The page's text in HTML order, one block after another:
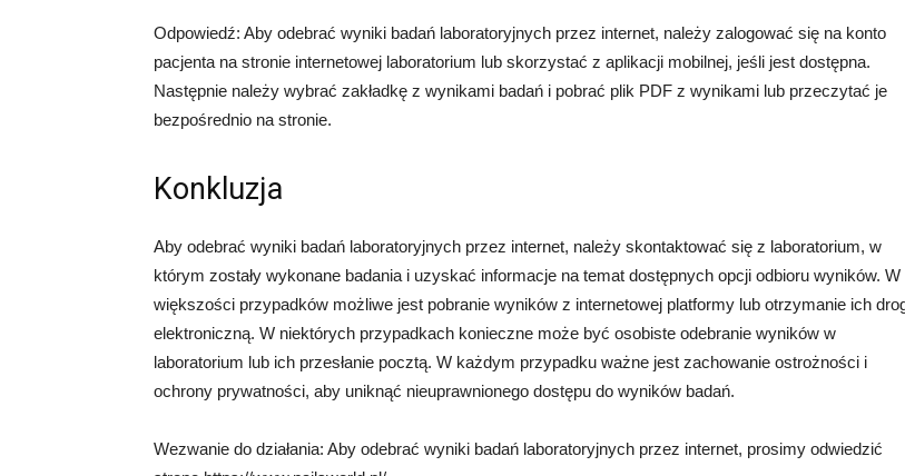
Odpowiedź: Aby odebrać wyniki badań laboratoryjnych przez internet, należy zalogować się na konto
pacjenta na stronie internetowej laboratorium lub skorzystać z aplikacji mobilnej, jeśli jest dostępna.
Następnie należy wybrać zakładkę z wynikami badań i pobrać plik PDF z wynikami lub przeczytać je
bezpośrednio na stronie.
Konkluzja
Aby odebrać wyniki badań laboratoryjnych przez internet, należy skontaktować się z laboratorium, w
którym zostały wykonane badania i uzyskać informacje na temat dostępnych opcji odbioru wyników. W
większości przypadków możliwe jest pobranie wyników z internetowej platformy lub otrzymanie ich
elektroniczną. W niektórych przypadkach konieczne może być osobiste odebranie wyników w
laboratorium lub ich przesłanie pocztą. W każdym przypadku ważne jest zachowanie ostrożności i
ochrony prywatności, aby uniknąć nieuprawnionego dostępu do wyników badań.
Wezwanie do działania: Aby odebrać wyniki badań laboratoryjnych przez internet, prosimy odwiedzić